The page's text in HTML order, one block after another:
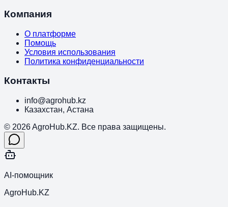
Компания
О платформе
Помощь
Условия использования
Политика конфиденциальности
Контакты
info@agrohub.kz
Казахстан, Астана
© 2026 AgroHub.KZ. Все права защищены.
AI-помощник
AgroHub.KZ